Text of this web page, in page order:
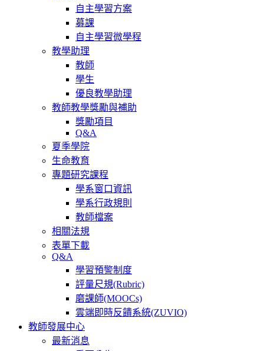
自主學習方案
募課
自主學習微學程
教學助理
教師
學生
優良教學助理
教師教學獎勵與補助
獎勵項目
Q&A
夏季學院
生命教育
專題研究課程
學系窗口資訊
學系行政規則
教師檔案
相關法規
表單下載
Q&A
學習預警制度
評量尺規(Rubric)
磨課師(MOOCs)
雲端即時反饋系統(ZUVIO)
教師發展中心
最新消息